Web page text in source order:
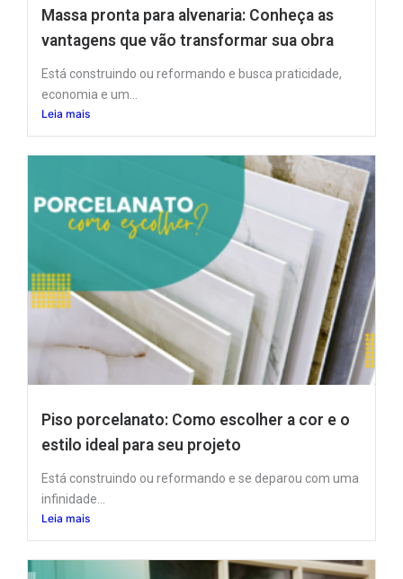
Massa pronta para alvenaria: Conheça as
vantagens que vão transformar sua obra
Está construindo ou reformando e busca praticidade,
economia e um...
Leia mais
Piso porcelanato: Como escolher a cor e o
estilo ideal para seu projeto
Está construindo ou reformando e se deparou com uma
infinidade...
Leia mais